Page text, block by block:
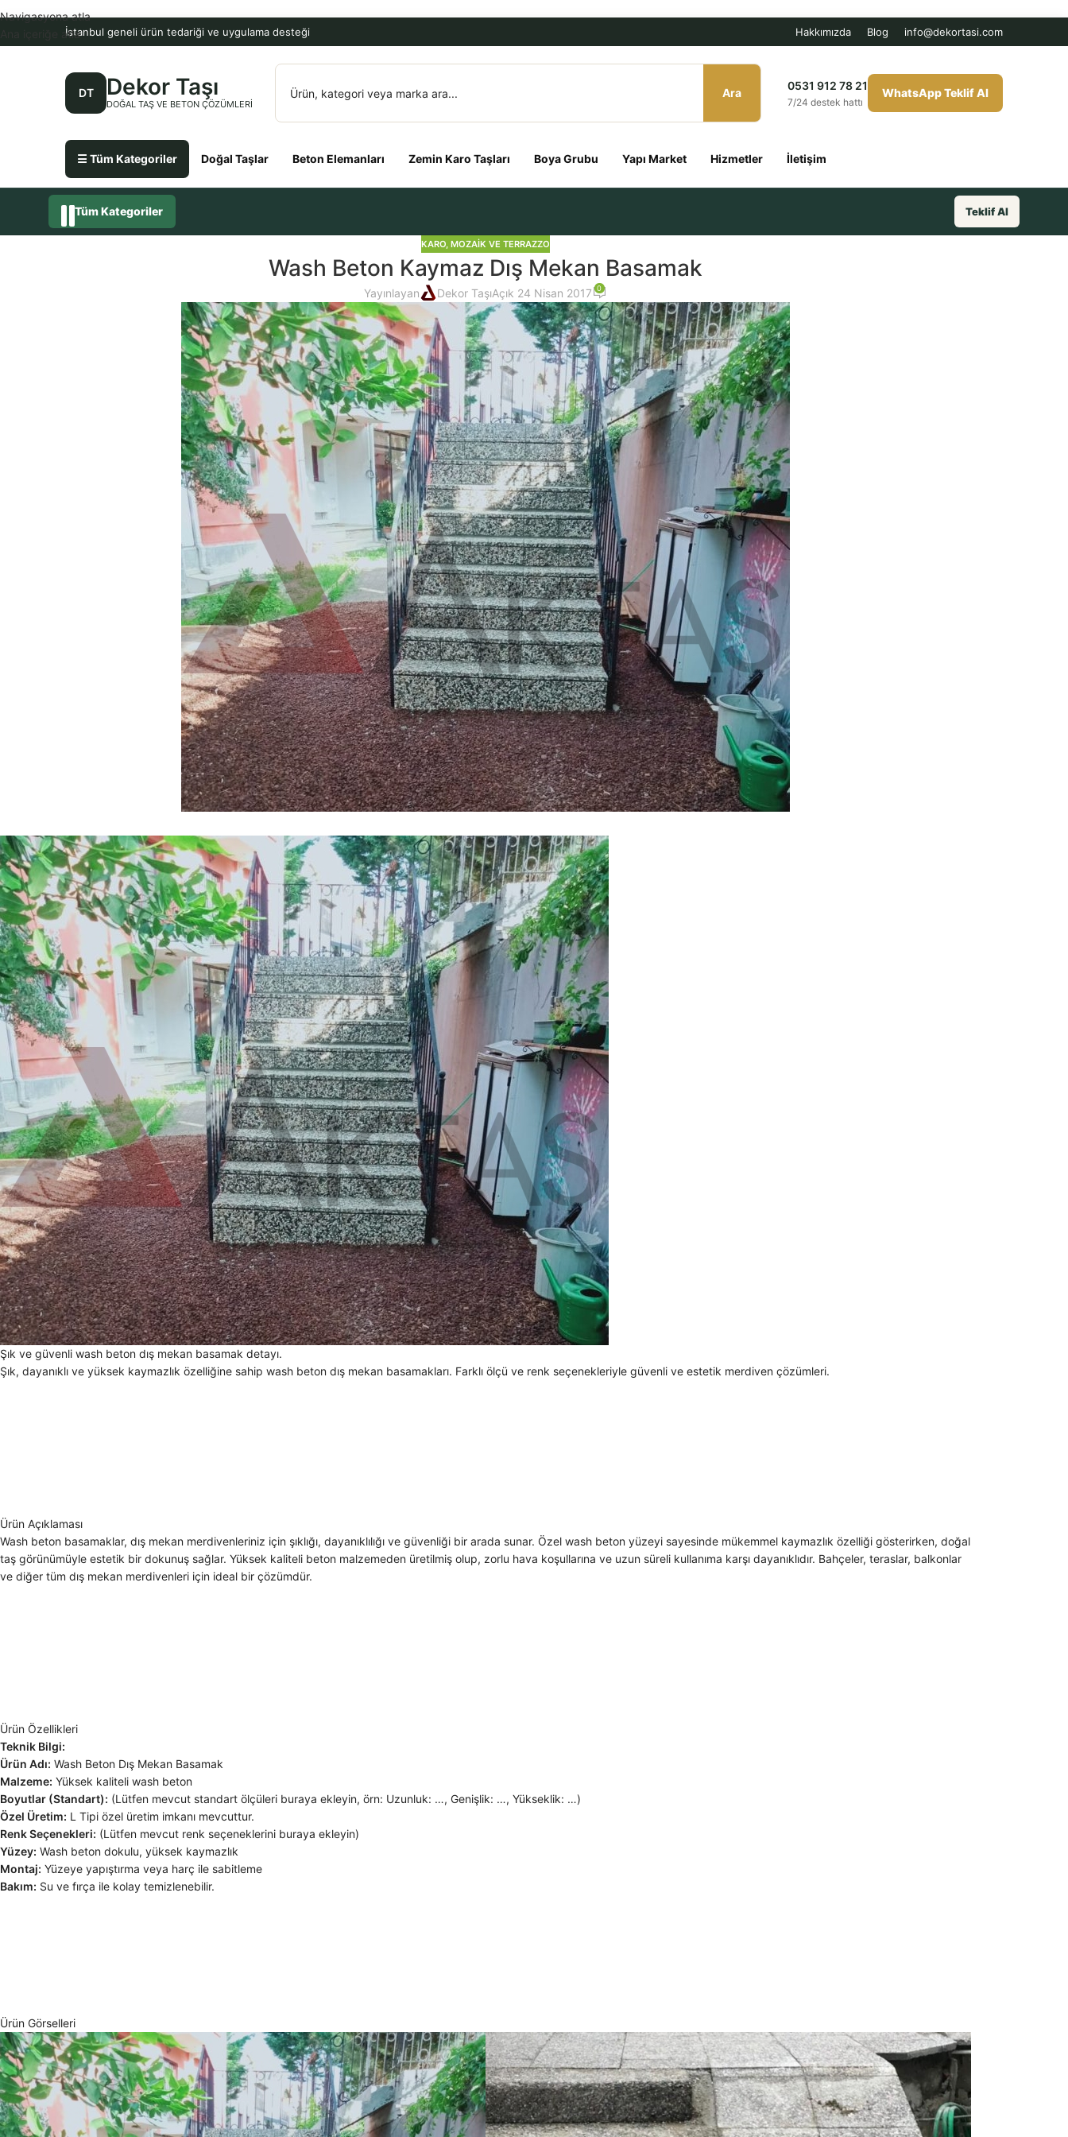
İstanbul geneli ürün tedariği ve uygulama desteği Hakkımızda Blog info@dekortasi.com
DT Dekor Taşı
DOĞAL TAŞ VE BETON ÇÖZÜMLERI
Ara
0531 912 78 21
7/24 destek hattı
WhatsApp Teklif Al
☰ Tüm Kategoriler Doğal Taşlar Beton Elemanları Zemin Karo Taşları Boya Grubu Yapı Market Hizmetler İletişim
Navigasyona atla
Ana içeriğe atla
Tüm Kategoriler Teklif Al
KARO, MOZAIK VE TERRAZZO
Wash Beton Kaymaz Dış Mekan Basamak
Yayınlayan Dekor TaşıAçık 24 Nisan 2017 0
Şık ve güvenli wash beton dış mekan basamak detayı.
Şık, dayanıklı ve yüksek kaymazlık özelliğine sahip wash beton dış mekan basamakları. Farklı ölçü ve renk seçenekleriyle güvenli ve estetik merdiven çözümleri.
Ürün Açıklaması
Wash beton basamaklar, dış mekan merdivenleriniz için şıklığı, dayanıklılığı ve güvenliği bir arada sunar. Özel wash beton yüzeyi sayesinde mükemmel kaymazlık özelliği gösterirken, doğal
taş görünümüyle estetik bir dokunuş sağlar. Yüksek kaliteli beton malzemeden üretilmiş olup, zorlu hava koşullarına ve uzun süreli kullanıma karşı dayanıklıdır. Bahçeler, teraslar, balkonlar
ve diğer tüm dış mekan merdivenleri için ideal bir çözümdür.
Ürün Özellikleri
Teknik Bilgi:
Ürün Adı: Wash Beton Dış Mekan Basamak
Malzeme: Yüksek kaliteli wash beton
Boyutlar (Standart): (Lütfen mevcut standart ölçüleri buraya ekleyin, örn: Uzunluk: …, Genişlik: …, Yükseklik: …)
Özel Üretim: L Tipi özel üretim imkanı mevcuttur.
Renk Seçenekleri: (Lütfen mevcut renk seçeneklerini buraya ekleyin)
Yüzey: Wash beton dokulu, yüksek kaymazlık
Montaj: Yüzeye yapıştırma veya harç ile sabitleme
Bakım: Su ve fırça ile kolay temizlenebilir.
Ürün Görselleri